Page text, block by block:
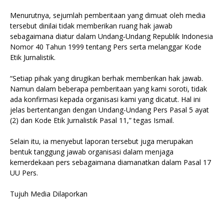
Menurutnya, sejumlah pemberitaan yang dimuat oleh media
tersebut dinilai tidak memberikan ruang hak jawab
sebagaimana diatur dalam Undang‑Undang Republik Indonesia
Nomor 40 Tahun 1999 tentang Pers serta melanggar Kode
Etik Jurnalistik.
“Setiap pihak yang dirugikan berhak memberikan hak jawab.
Namun dalam beberapa pemberitaan yang kami soroti, tidak
ada konfirmasi kepada organisasi kami yang dicatut. Hal ini
jelas bertentangan dengan Undang-Undang Pers Pasal 5 ayat
(2) dan Kode Etik Jurnalistik Pasal 11,” tegas Ismail.
Selain itu, ia menyebut laporan tersebut juga merupakan
bentuk tanggung jawab organisasi dalam menjaga
kemerdekaan pers sebagaimana diamanatkan dalam Pasal 17
UU Pers.
Tujuh Media Dilaporkan